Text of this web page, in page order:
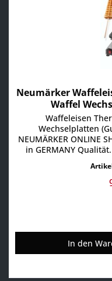
Neumärker
Waffel
Waffeleisen
Wechselplatten
NEUMÄRKER ONLINE
in GERMANY
auffällig in der
Schwert-Waffel zu
In den